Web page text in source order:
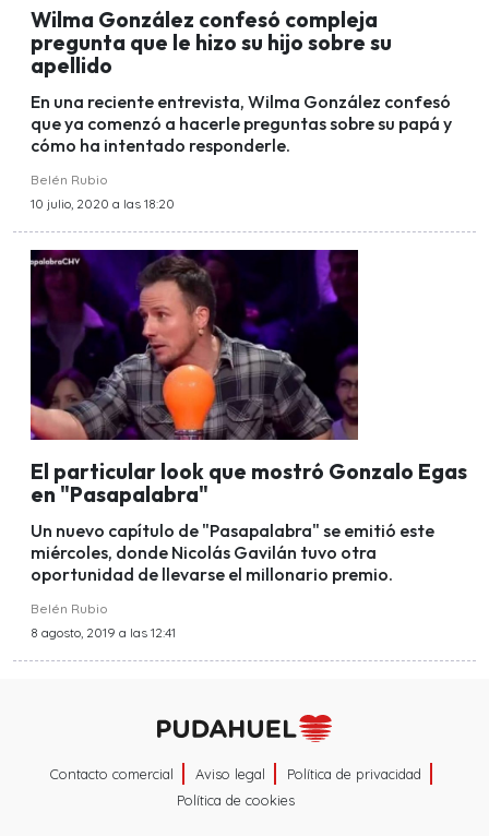
Wilma González confesó compleja
pregunta que le hizo su hijo sobre su
apellido
En una reciente entrevista, Wilma González confesó
que ya comenzó a hacerle preguntas sobre su papá y
cómo ha intentado responderle.
Belén Rubio
10 julio, 2020 a las 18:20
El particular look que mostró Gonzalo Egas
en "Pasapalabra"
Un nuevo capítulo de "Pasapalabra" se emitió este
miércoles, donde Nicolás Gavilán tuvo otra
oportunidad de llevarse el millonario premio.
Belén Rubio
8 agosto, 2019 a las 12:41
Contacto comercial Aviso legal
Política de privacidad
Política de cookies